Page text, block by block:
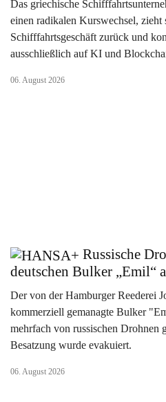
Das griechische
einen radikalen Kurswechsel, zieht
Schifffahrtsgeschäft zurück und
ausschließlich auf KI und
06. August 2026
Russische
deutschen Bulker „Emil“
Der von der Hamburger Reederei
kommerziell gemanagte Bulker
mehrfach von russischen Drohnen
Besatzung wurde evakuiert.
06. August 2026